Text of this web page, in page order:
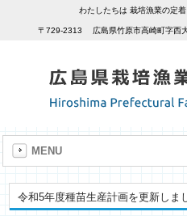
わたしたちは 栽培漁業の定着
〒729-2313 広島県竹原市高崎町字西
MENU
令和5年度種苗生産計画を更新しま